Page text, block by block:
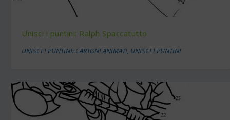
Unisci i puntini: Ralph Spaccatutto
UNISCI I PUNTINI: CARTONI ANIMATI UNISCI I PUNTINI